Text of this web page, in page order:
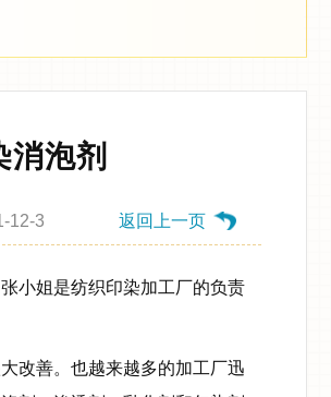
泡剂
12-3 返回上一页
小姐是纺织印染加工厂的负责
改善。也越来越多的加工厂迅